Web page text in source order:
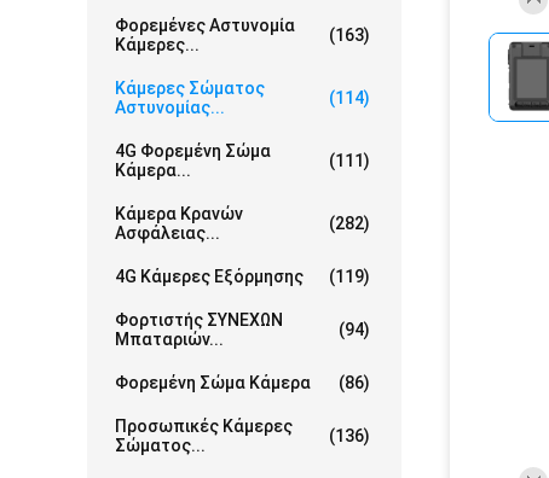
Φορεμένες Αστυνομία
Κάμερες...
(163)
Κάμερες Σώματος
Αστυνομίας...
(114)
4G Φορεμένη Σώμα
Κάμερα...
(111)
Κάμερα Κρανών
Ασφάλειας...
(282)
4G Κάμερες Εξόρμησης (119)
Φορτιστής ΣΥΝΕΧΩΝ
Μπαταριών...
(94)
Φορεμένη Σώμα Κάμερα (86)
Προσωπικές Κάμερες
Σώματος...
(136)